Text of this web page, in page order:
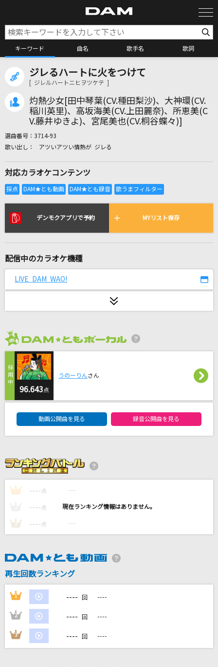
キーワード 曲名 歌手名 歌詞
カラオケ検索
カラオケ店舗検索
全国りれき
[生音]酒よ
雷に捧ぐ
やさしさで溢れるように
Flower
エンコー少女
梨本うい feat.初音ミク
AliA
Jungle P
5050
Eternal Place
[生音]ちりぬるを
市川由紀乃
DAMの新曲・ランキングなど
ジレるハートに火をつけて
[ ジレルハートニヒヲツケテ ]
灼熱少女[田中琴葉(CV.種田梨沙)、大神環(CV.
稲川英里)、高坂海美(CV.上田麗奈)、所恵美(C
V.藤井ゆきよ)、宮尾美也(CV.桐谷蝶々)]
選曲番号： 3714-93
アツいアツい情熱が ジレる
対応カラオケコンテンツ
デンモクアプリで予約 MYリスト保存
配信中のカラオケ機種
LIVE DAM WAO!
96.643点
うのーりんさん
動画公開曲を見る 録音公開曲を見る
1 ---- 点 ----
---- 点 ----
3 ---- 点 ----
再生回数ランキング
1 ---- 回 ----
2 ---- 回 ----
3 ---- 回 ----